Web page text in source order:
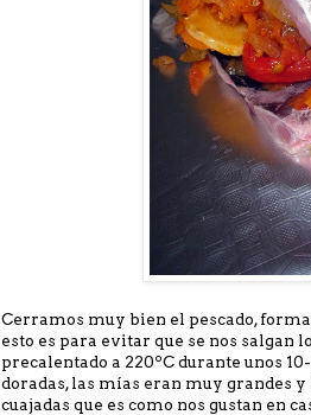
Cerramos muy bien el pescado,
esto es para evitar que se nos salgan
precalentado a 220ºC durante unos
doradas, las mías eran muy grandes
cuajadas que es como nos gustan en